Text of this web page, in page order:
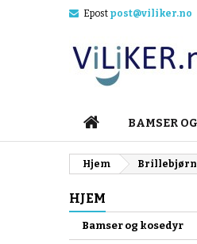
Epost post@viliker.no
HJEMBAMSER
Hjem
HJEM
Bamser og kosedyr